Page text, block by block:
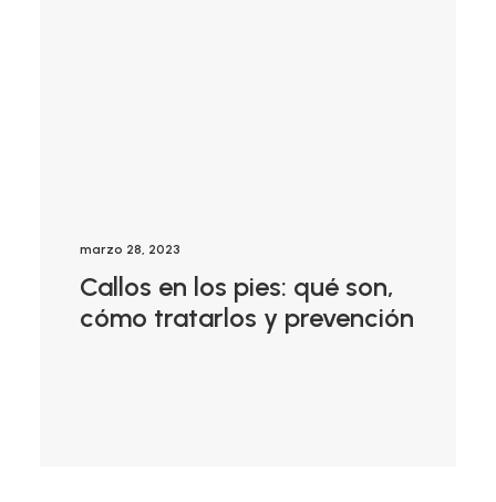
marzo 28, 2023
Callos en los pies: qué son,
cómo tratarlos y prevención